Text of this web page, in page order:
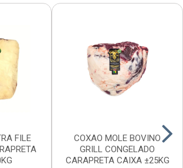
FILE
COXAO MOLE BOVINO
GRILL CONGELADO
CARAPRETA CAIXA ±25KG